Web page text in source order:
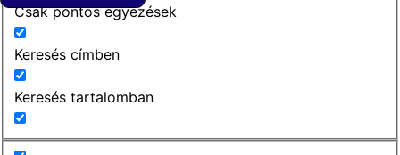
Csak pontos egyezések
Keresés címben
Keresés tartalomban